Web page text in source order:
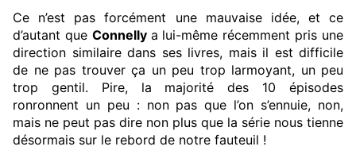
Ce n’est pas forcément une mauvaise idée, et ce
d’autant que Connelly a lui-même récemment pris une
direction similaire dans ses livres, mais il est difficile
de ne pas trouver ça un peu trop larmoyant, un peu
trop gentil. Pire, la majorité des 10 épisodes
ronronnent un peu : non pas que l’on s’ennuie, non,
mais ne peut pas dire non plus que la série nous tienne
désormais sur le rebord de notre fauteuil !